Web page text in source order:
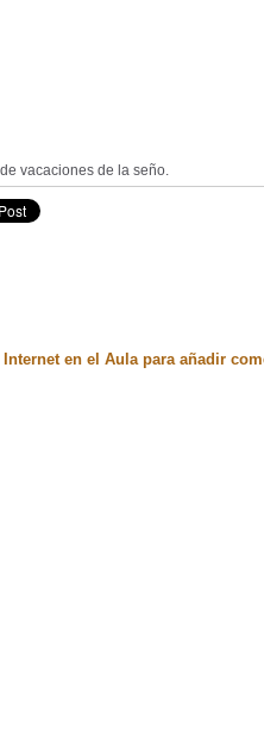
vacaciones de la seño.
en el Aula para añadir